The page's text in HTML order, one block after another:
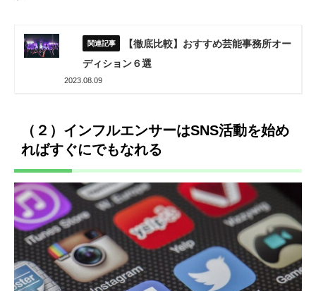
【徹底比較】おすすめ芸能事務所オー
ディション６選
2023.08.09
（２）インフルエンサーはSNS活動を始め
ればすぐにでもなれる